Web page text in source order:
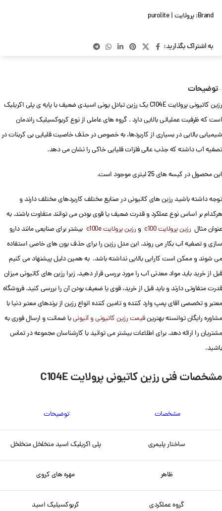
Brand: پرولایت | purolite
به اشتراک بگذارید:
توضیحات
رزین کاتیونی پرولایت C104E یک رزین تبادل یونی اسیدی ضعیف با پایه ی پلی اکریلیک
است که ظرفیت عملیاتی بالایی دارد . گروه های عاملی از نوع کربوکسیلیک راندمان
شیمیایی بالایی در بسیاری از کاربردها، به خصوص در حذف خاصیت قلیایی بی کربنات در
تصفیه آب داشته که جذب عالی فلزات قلیایی خاکی را نشان می دهد.
این محصول در کیسه های 25 لیتری موجود است.
توجه داشته باشید رزین های کاتیونی در صنایع مختلف کاربردهای مختلف دارند و
هرکدام بر اساس نوع عملکرد و قدرت ضعیف یا قوی بودن می توانند متفاوت باشند. به
عنوان مثال رزین پرولایت c100 و رزین پرولایت c100e
بیشتر برای صنایعی مانند دارو
سازی و تصفیه آب بکار می روند. این مدل رزین را برای حذف یون های خاصی استفاده
می شوند و ممکن است کارایی بالایی نداشته باشد. به همین دلیل پیشنهاد می کنیم
قبل از خرید باید مواد معدنی آب را مورد بررسی قرار دهید. زیرا رزین های کاتیونی میزان
قدرت متفاوتی دارند و باید قبل از خرید، قوی یا ضعیف بودن آن را بررسی کنید. فروشگاه
معتبر و تخصصی آقای پمپ وارد کننده و تامین کننده انواع رزین از برندهای معتبر دنیا با
مشاوره رایگان توانسته بهترینقیمت رزین کاتیونی و آنیونیبا ضمانت و ارسال فوری به
مشتریان را ارائه دهد. برای اطلاعات بیشتر می توانید با کارشناسان مجموعه در تماس
باشید.
مشخصات فنی رزین کاتیونی پرولایت C104E
مشخصات توضیحات
ساختار پلیمری پلی اکریلیک اسید متخلخل متخلخل
ظاهر مهره های کروی
گروه عملکردی کربوکسیلیک اسید